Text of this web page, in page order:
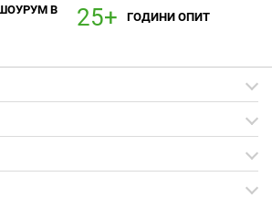
В
ГОДИНИ ОПИТ